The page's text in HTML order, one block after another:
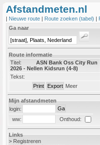
Afstandmeten.nl
| Nieuwe route | Route zoeken (tabel) |
Ga naar
Route informatie
Titel:
ASN Bank Oss City Run
2026 - Nellen Kidsrun (4-8)
Tekst:
Meer
Mijn afstandmeten
login:
ww:
Onthoud:
Links
> Registreren